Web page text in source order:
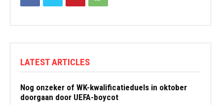
LATEST ARTICLES
Nog onzeker of WK-kwalificatieduels in oktober
doorgaan door UEFA-boycot